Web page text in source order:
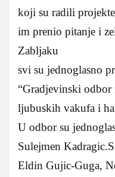
koji su radili
im prenio pitanje i
Zabljaku
svi su jednoglasno
“Gradjevinski odbor
ljubuskih vakufa i
U odbor su
Sulejmen
Eldin Gujic-Guga,